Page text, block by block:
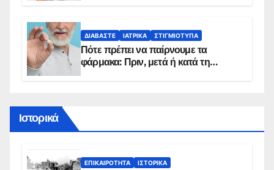
ΔΙΑΒΆΣΤΕ ΙΑΤΡΙΚΆ ΣΤΙΓΜΙΌΤΥΠΑ
Πότε πρέπει να παίρνουμε τα
φάρμακα: Πριν, μετά ή κατά τη
Ιστορικά
ΕΠΙΚΑΙΡΌΤΗΤΑ ΙΣΤΟΡΙΚΆ